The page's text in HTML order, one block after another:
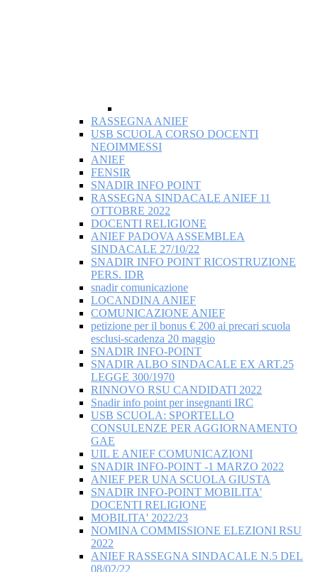
RASSEGNA ANIEF
USB SCUOLA CORSO DOCENTI
NEOIMMESSI
ANIEF
FENSIR
SNADIR INFO POINT
RASSEGNA SINDACALE ANIEF 11
OTTOBRE 2022
DOCENTI RELIGIONE
ANIEF PADOVA ASSEMBLEA
SINDACALE 27/10/22
SNADIR INFO POINT RICOSTRUZIONE
PERS. IDR
snadir comunicazione
LOCANDINA ANIEF
COMUNICAZIONE ANIEF
petizione per il bonus € 200 ai precari scuola
esclusi-scadenza 20 maggio
SNADIR INFO-POINT
SNADIR ALBO SINDACALE EX ART.25
LEGGE 300/1970
RINNOVO RSU CANDIDATI 2022
Snadir info point per insegnanti IRC
USB SCUOLA: SPORTELLO
CONSULENZE PER AGGIORNAMENTO
GAE
UIL E ANIEF COMUNICAZIONI
SNADIR INFO-POINT -1 MARZO 2022
ANIEF PER UNA SCUOLA GIUSTA
SNADIR INFO-POINT MOBILITA'
DOCENTI RELIGIONE
MOBILITA' 2022/23
NOMINA COMMISSIONE ELEZIONI RSU
2022
ANIEF RASSEGNA SINDACALE N.5 DEL
08/02/22